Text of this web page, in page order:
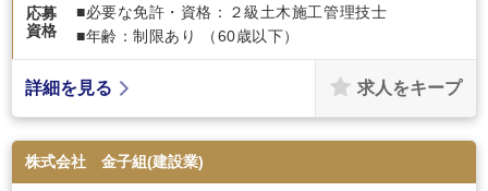
応募
資格
■必要な免許・資格：２級土木施工管理技士
■年齢：制限あり （60歳以下）
詳細を見る 求人をキープ
株式会社 金子組(建設業)